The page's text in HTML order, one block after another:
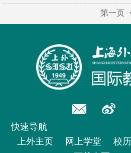
第一页
快速导航
上外主页
网上学堂 校历